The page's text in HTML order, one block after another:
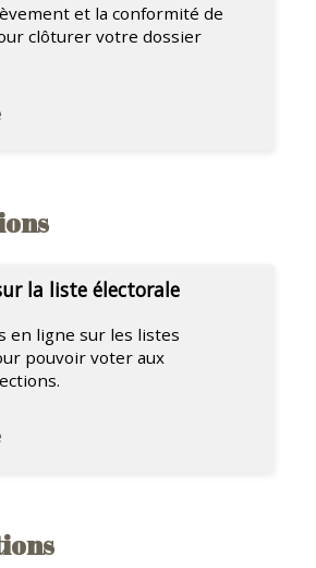
et la conformité de
clôturer votre dossier
la liste électorale
en ligne sur les listes
pouvoir voter aux